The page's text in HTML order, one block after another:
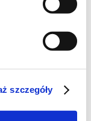
szczegóły
i drobno
zalej 1,5